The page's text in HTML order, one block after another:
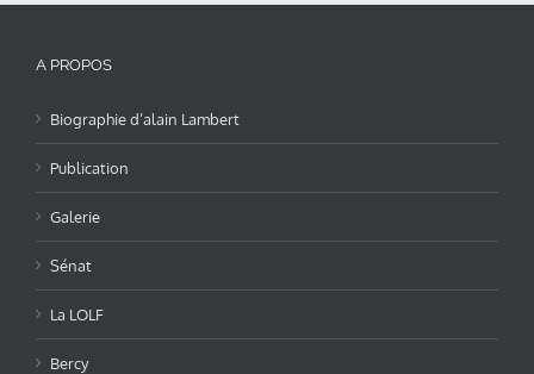
A PROPOS
Biographie d’alain Lambert
Publication
Galerie
Sénat
La LOLF
Bercy